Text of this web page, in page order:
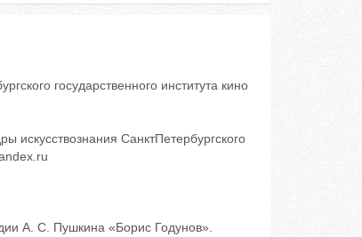
государственного института кино
искусствознания СанктПетербургского
А. С. Пушкина «Борис Годунов».